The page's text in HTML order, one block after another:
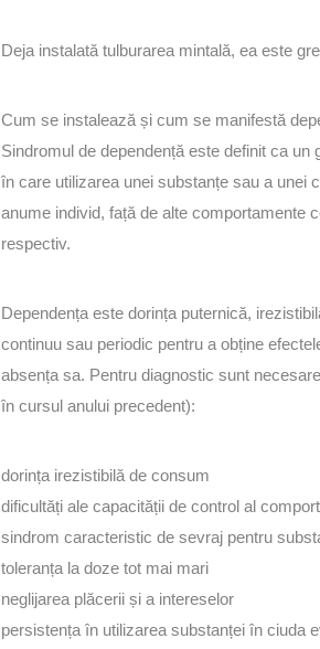
Deja instalată tulburarea mintală, ea este
Cum se instalează și cum se manifestă
Sindromul de dependență este definit ca
în care utilizarea unei substanțe sau a unei
anume individ, față de alte comportamente
respectiv.
Dependența este dorința puternică,
continuu sau periodic pentru a obține
absența sa. Pentru diagnostic sunt
în cursul anului precedent):
dorința irezistibilă de consum
dificultăți ale capacității de control al
sindrom caracteristic de sevraj pentru
toleranța la doze tot mai mari
neglijarea plăcerii și a intereselor
persistența în utilizarea substanței în ciuda